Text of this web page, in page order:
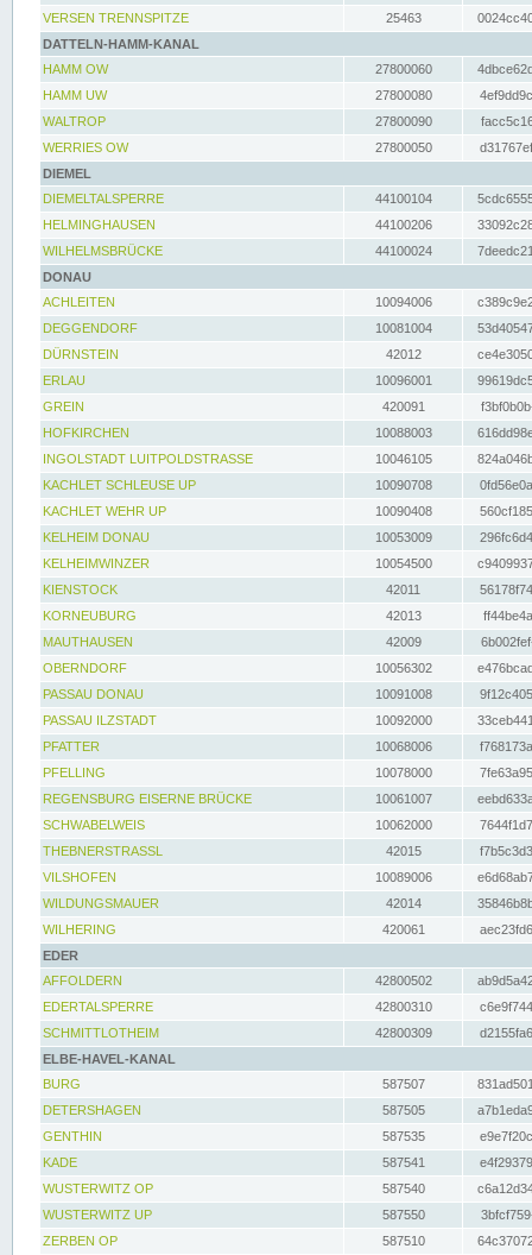
VERSEN TRENNSPITZE
25463
DATTELN-HAMM-KANAL
HAMM OW
27800060
HAMM UW
27800080
WALTROP
27800090
WERRIES OW
27800050
DIEMEL
DIEMELTALSPERRE
44100104
HELMINGHAUSEN
44100206
WILHELMSBRÜCKE
44100024
DONAU
ACHLEITEN
10094006
DEGGENDORF
10081004
DÜRNSTEIN
42012
ERLAU
10096001
GREIN
420091
HOFKIRCHEN
10088003
INGOLSTADT LUITPOLDSTRASSE
10046105
KACHLET SCHLEUSE UP
10090708
KACHLET WEHR UP
10090408
KELHEIM DONAU
10053009
KELHEIMWINZER
10054500
KIENSTOCK
42011
KORNEUBURG
42013
MAUTHAUSEN
42009
OBERNDORF
10056302
PASSAU DONAU
10091008
PASSAU ILZSTADT
10092000
PFATTER
10068006
PFELLING
10078000
REGENSBURG EISERNE BRÜCKE
10061007
SCHWABELWEIS
10062000
THEBNERSTRASSL
42015
VILSHOFEN
10089006
WILDUNGSMAUER
42014
WILHERING
420061
EDER
AFFOLDERN
42800502
EDERTALSPERRE
42800310
SCHMITTLOTHEIM
42800309
ELBE-HAVEL-KANAL
BURG
587507
DETERSHAGEN
587505
GENTHIN
587535
KADE
587541
WUSTERWITZ OP
587540
WUSTERWITZ UP
587550
ZERBEN OP
587510